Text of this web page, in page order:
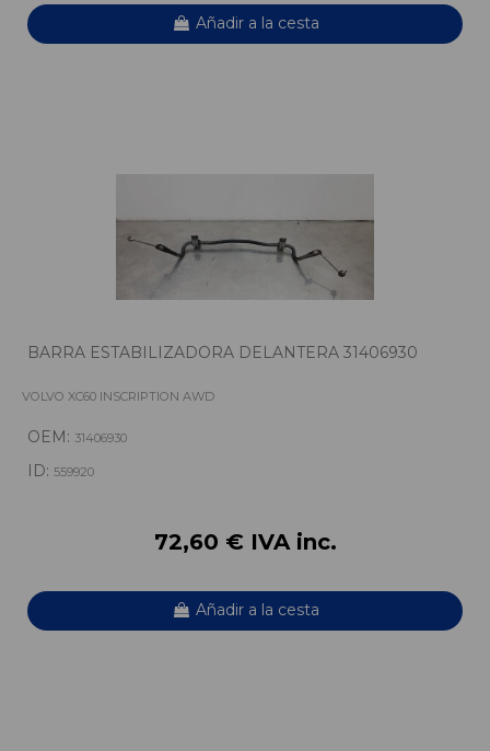
Añadir a la cesta
BARRA ESTABILIZADORA DELANTERA 31406930
VOLVO XC60 INSCRIPTION AWD
OEM: 31406930
ID: 559920
72,60 € IVA inc.
Añadir a la cesta